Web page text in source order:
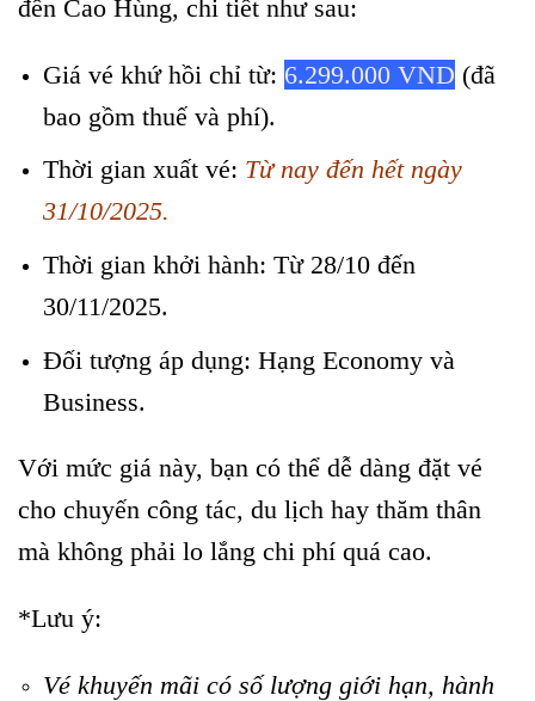
đến Cao Hùng, chi tiết như sau:
Giá vé khứ hồi chỉ từ: 6.299.000 VND (đã
bao gồm thuế và phí).
Thời gian xuất vé: Từ nay đến hết ngày
31/10/2025.
Thời gian khởi hành: Từ 28/10 đến
30/11/2025.
Đối tượng áp dụng: Hạng Economy và
Business.
Với mức giá này, bạn có thể dễ dàng đặt vé
cho chuyến công tác, du lịch hay thăm thân
mà không phải lo lắng chi phí quá cao.
*Lưu ý:
Vé khuyến mãi có số lượng giới hạn, hành